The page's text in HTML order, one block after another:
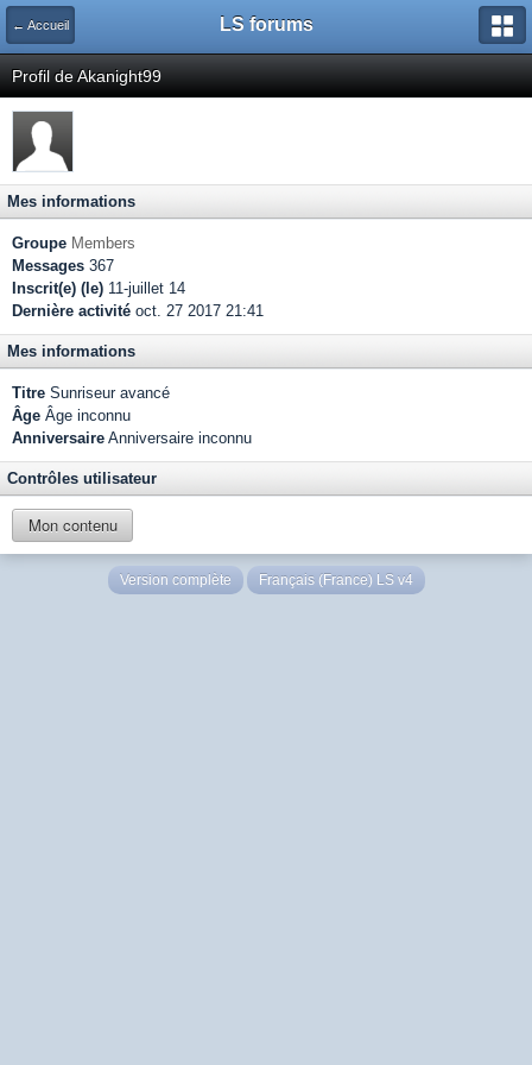
← Accueil LS forums
Profil de Akanight99
Mes informations
Groupe Members
Messages 367
Inscrit(e) (le) 11-juillet 14
Dernière activité oct. 27 2017 21:41
Mes informations
Titre Sunriseur avancé
Âge Âge inconnu
Anniversaire Anniversaire inconnu
Contrôles utilisateur
Mon contenu
Version complète Français (France) LS v4